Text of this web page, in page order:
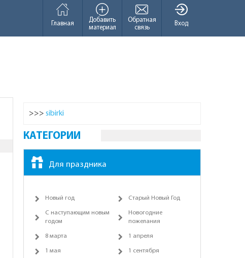
Вход
Обратная
связь
Добавить
материал
Главная
>>> sibirki
КАТЕГОРИИ
Для праздника
Новый год Старый Новый Год
С наступающим новым
годом
Новогодние
пожелания
8 марта 1 апреля
1 мая 1 сентября